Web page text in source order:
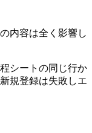
内容は全く影響し
シートの同じ行か
規登録は失敗しエ